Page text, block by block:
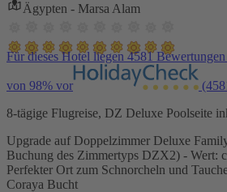
Ägypten - Marsa Alam
Für dieses Hotel liegen 4581
von 98% vor
8-tägige Flugreise, DZ Deluxe Poolseite
Upgrade auf Doppelzimmer Deluxe
Buchung des Zimmertyps DZX2) - Wert:
Perfekter Ort zum Schnorcheln und
Coraya Bucht